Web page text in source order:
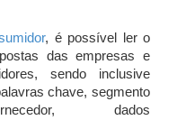
, é possível ler o
das empresas e
sendo inclusive
chave, segmento
dados